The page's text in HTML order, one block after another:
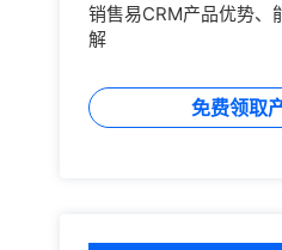
销售易CRM产品优势、
解
免费领取